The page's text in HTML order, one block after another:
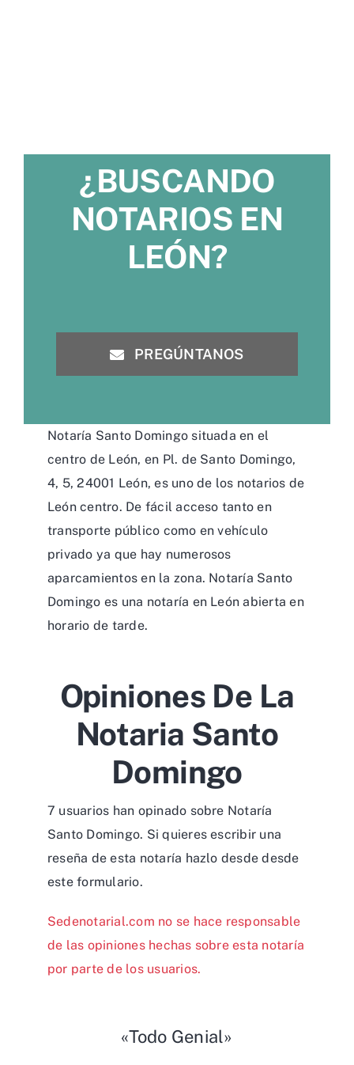
¿BUSCANDO
NOTARIOS EN
LEÓN?
PREGÚNTANOS
Notaría Santo Domingo situada en el
centro de León, en Pl. de Santo Domingo,
4, 5, 24001 León, es uno de los notarios de
León centro. De fácil acceso tanto en
transporte público como en vehículo
privado ya que hay numerosos
aparcamientos en la zona. Notaría Santo
Domingo es una notaría en León abierta en
horario de tarde.
Opiniones De La
Notaria Santo
Domingo
7 usuarios han opinado sobre Notaría
Santo Domingo. Si quieres escribir una
reseña de esta notaría hazlo desde desde
este formulario.
Sedenotarial.com no se hace responsable
de las opiniones hechas sobre esta notaría
por parte de los usuarios.
«Todo Genial»